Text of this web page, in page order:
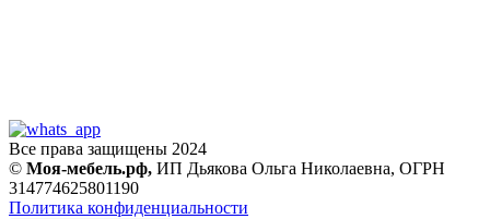
Все права защищены 2024
© Моя-мебель.рф, ИП Дьякова Ольга Николаевна, ОГРН
314774625801190
Политика конфиденциальности